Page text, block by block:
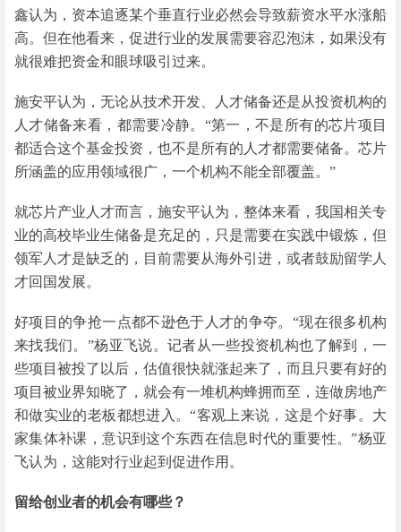
鑫认为，资本追逐某个垂直行业必然会导致薪资水平水涨船
高。但在他看来，促进行业的发展需要容忍泡沫，如果没有
就很难把资金和眼球吸引过来。
施安平认为，无论从技术开发、人才储备还是从投资机构的
人才储备来看，都需要冷静。“第一，不是所有的芯片项目
都适合这个基金投资，也不是所有的人才都需要储备。芯片
所涵盖的应用领域很广，一个机构不能全部覆盖。”
就芯片产业人才而言，施安平认为，整体来看，我国相关专
业的高校毕业生储备是充足的，只是需要在实践中锻炼，但
领军人才是缺乏的，目前需要从海外引进，或者鼓励留学人
才回国发展。
好项目的争抢一点都不逊色于人才的争夺。“现在很多机构
来找我们。”杨亚飞说。记者从一些投资机构也了解到，一
些项目被投了以后，估值很快就涨起来了，而且只要有好的
项目被业界知晓了，就会有一堆机构蜂拥而至，连做房地产
和做实业的老板都想进入。“客观上来说，这是个好事。大
家集体补课，意识到这个东西在信息时代的重要性。”杨亚
飞认为，这能对行业起到促进作用。
留给创业者的机会有哪些？